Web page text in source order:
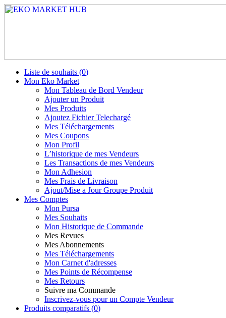
Liste de souhaits (0)
Mon Eko Market
Mon Tableau de Bord Vendeur
Ajouter un Produit
Mes Produits
Ajoutez Fichier Telechargé
Mes Téléchargements
Mes Coupons
Mon Profil
L’historique de mes Vendeurs
Les Transactions de mes Vendeurs
Mon Adhesion
Mes Frais de Livraison
Ajout/Mise a Jour Groupe Produit
Mes Comptes
Mon Pursa
Mes Souhaits
Mon Historique de Commande
Mes Revues
Mes Abonnements
Mes Téléchargements
Mon Carnet d'adresses
Mes Points de Récompense
Mes Retours
Suivre ma Commande
Inscrivez-vous pour un Compte Vendeur
Produits comparatifs (0)